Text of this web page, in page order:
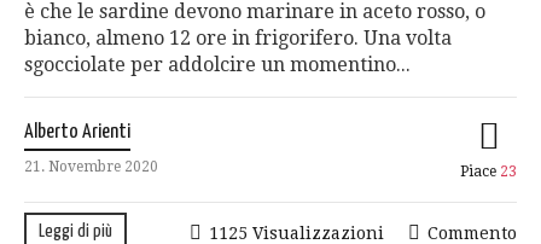
è che le sardine devono marinare in aceto rosso, o
bianco, almeno 12 ore in frigorifero. Una volta
sgocciolate per addolcire un momentino...
Alberto Arienti
21. Novembre 2020 Piace 23
Leggi di più Commento
1125 Visualizzazioni